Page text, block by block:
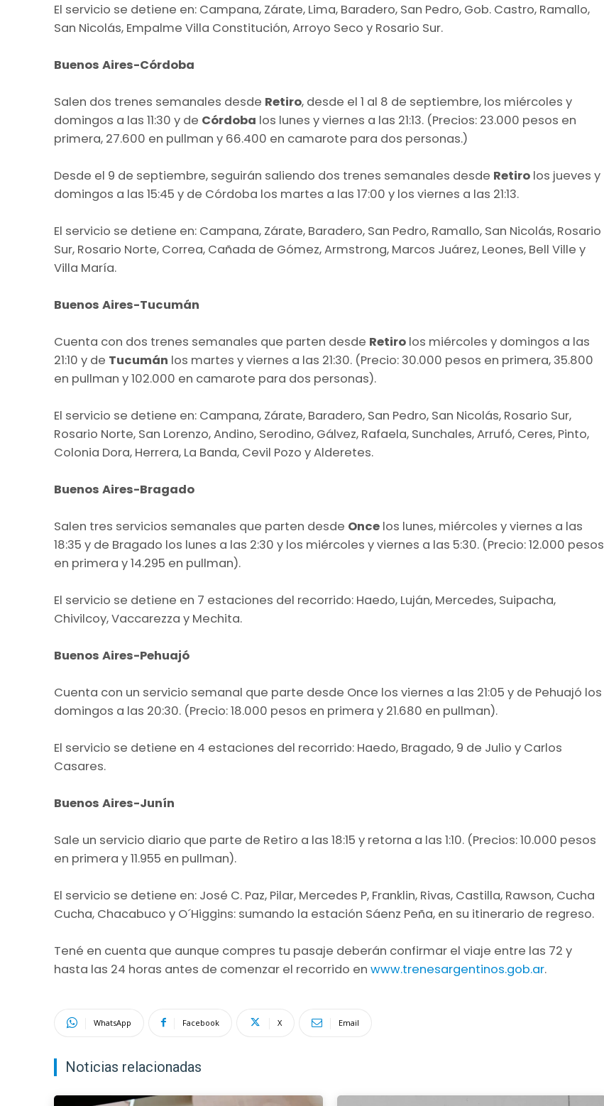
El servicio se detiene en: Campana, Zárate, Lima, Baradero, San Pedro, Gob. Castro, Ramallo,
San Nicolás, Empalme Villa Constitución, Arroyo Seco y Rosario Sur.
Buenos Aires-Córdoba
Salen dos trenes semanales desde Retiro, desde el 1 al 8 de septiembre, los miércoles y
domingos a las 11:30 y de Córdoba los lunes y viernes a las 21:13. (Precios: 23.000 pesos en
primera, 27.600 en pullman y 66.400 en camarote para dos personas.)
Desde el 9 de septiembre, seguirán saliendo dos trenes semanales desde Retiro los jueves y
domingos a las 15:45 y de Córdoba los martes a las 17:00 y los viernes a las 21:13.
El servicio se detiene en: Campana, Zárate, Baradero, San Pedro, Ramallo, San Nicolás, Rosario
Sur, Rosario Norte, Correa, Cañada de Gómez, Armstrong, Marcos Juárez, Leones, Bell Ville y
Villa María.
Buenos Aires-Tucumán
Cuenta con dos trenes semanales que parten desde Retiro los miércoles y domingos a las
21:10 y de Tucumán los martes y viernes a las 21:30. (Precio: 30.000 pesos en primera, 35.800
en pullman y 102.000 en camarote para dos personas).
El servicio se detiene en: Campana, Zárate, Baradero, San Pedro, San Nicolás, Rosario Sur,
Rosario Norte, San Lorenzo, Andino, Serodino, Gálvez, Rafaela, Sunchales, Arrufó, Ceres, Pinto,
Colonia Dora, Herrera, La Banda, Cevil Pozo y Alderetes.
Buenos Aires-Bragado
Salen tres servicios semanales que parten desde Once los lunes, miércoles y viernes a las
18:35 y de Bragado los lunes a las 2:30 y los miércoles y viernes a las 5:30. (Precio: 12.000 pesos
en primera y 14.295 en pullman).
El servicio se detiene en 7 estaciones del recorrido: Haedo, Luján, Mercedes, Suipacha,
Chivilcoy, Vaccarezza y Mechita.
Buenos Aires-Pehuajó
Cuenta con un servicio semanal que parte desde Once los viernes a las 21:05 y de Pehuajó los
domingos a las 20:30. (Precio: 18.000 pesos en primera y 21.680 en pullman).
El servicio se detiene en 4 estaciones del recorrido: Haedo, Bragado, 9 de Julio y Carlos
Casares.
Buenos Aires-Junín
Sale un servicio diario que parte de Retiro a las 18:15 y retorna a las 1:10. (Precios: 10.000 pesos
en primera y 11.955 en pullman).
El servicio se detiene en: José C. Paz, Pilar, Mercedes P, Franklin, Rivas, Castilla, Rawson, Cucha
Cucha, Chacabuco y O´Higgins: sumando la estación Sáenz Peña, en su itinerario de regreso.
Tené en cuenta que aunque compres tu pasaje deberán confirmar el viaje entre las 72 y
hasta las 24 horas antes de comenzar el recorrido en www.trenesargentinos.gob.ar.
WhatsApp Facebook X Email
Noticias relacionadas